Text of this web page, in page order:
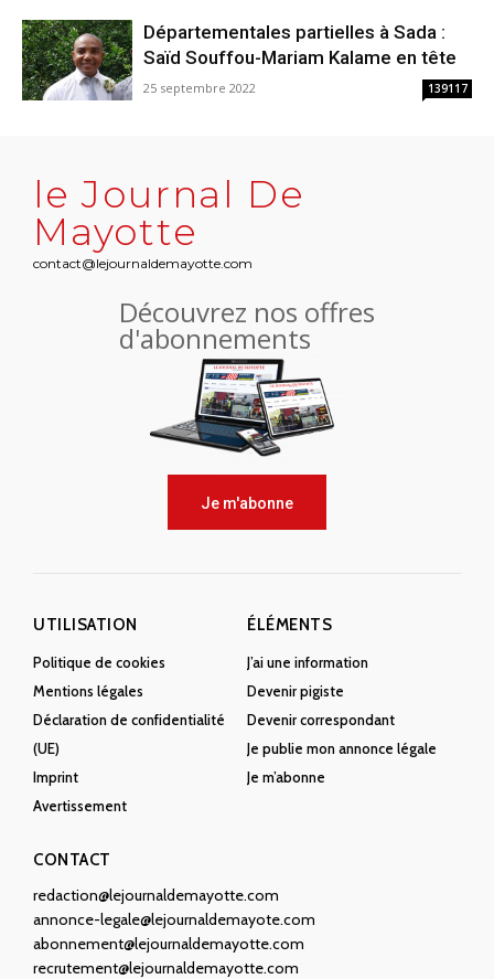
Départementales partielles à Sada :
Saïd Souffou-Mariam Kalame en tête
25 septembre 2022 139117
le Journal De
Mayotte
contact@lejournaldemayotte.com
Découvrez nos offres
d'abonnements
Je m'abonne
UTILISATION
Politique de cookies
Mentions légales
Déclaration de confidentialité
(UE)
Imprint
Avertissement
ÉLÉMENTS
J’ai une information
Devenir pigiste
Devenir correspondant
Je publie mon annonce légale
Je m’abonne
CONTACT
redaction@lejournaldemayotte.com
annonce-legale@lejournaldemayote.com
abonnement@lejournaldemayotte.com
recrutement@lejournaldemayotte.com